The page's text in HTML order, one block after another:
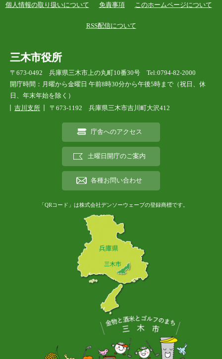
個人情報の取り扱いについて 免責事項 このホームページについて
RSS配信について
三木市役所
〒673-0492 兵庫県三木市上の丸町10番30号 Tel:0794-82-2000
開庁時間：月曜から金曜日 午前8時30分から午後5時まで（祝日、休
日、年末年始を除く）
吉川支所
〒673-1192 兵庫県三木市吉川町大沢412
庁舎へのアクセス
土曜日開庁のご案内
各種お問い合わせ
「QRコード」は株式会社デンソーウェーブの登録商標です。